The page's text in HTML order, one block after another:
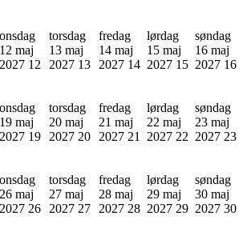
onsdag
12 maj
2027 12
torsdag
13 maj
2027 13
fredag
14 maj
2027 14
lørdag
15 maj
2027 15
søndag
16 maj
2027 16
onsdag
19 maj
2027 19
torsdag
20 maj
2027 20
fredag
21 maj
2027 21
lørdag
22 maj
2027 22
søndag
23 maj
2027 23
onsdag
26 maj
2027 26
torsdag
27 maj
2027 27
fredag
28 maj
2027 28
lørdag
29 maj
2027 29
søndag
30 maj
2027 30